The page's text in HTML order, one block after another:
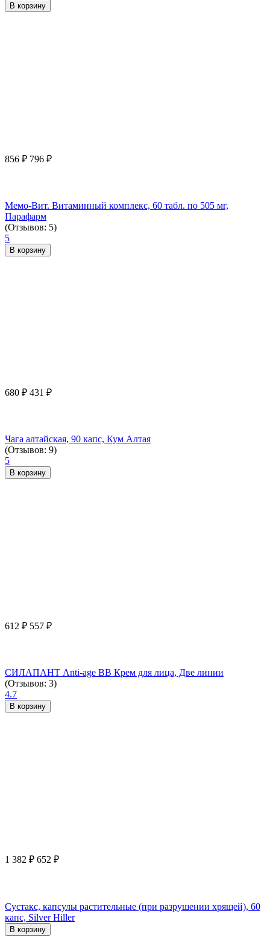
В корзину
856 ₽ 796 ₽
Мемо-Вит. Витаминный комплекс, 60 табл. по 505 мг,
Парафарм
(Отзывов: 5)
5
В корзину
680 ₽ 431 ₽
Чага алтайская, 90 капс, Кум Алтая
(Отзывов: 9)
5
В корзину
612 ₽ 557 ₽
СИЛАПАНТ Anti-age ВВ Крем для лица, Две линии
(Отзывов: 3)
4.7
В корзину
1 382 ₽ 652 ₽
Сустакс, капсулы растительные (при разрушении хрящей), 60
капс, Silver Hiller
В корзину